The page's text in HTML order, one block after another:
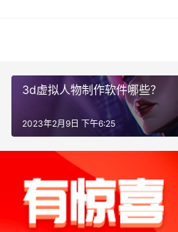
3d虚拟人物制作软件哪些？
2023年2月9日 下午6:25